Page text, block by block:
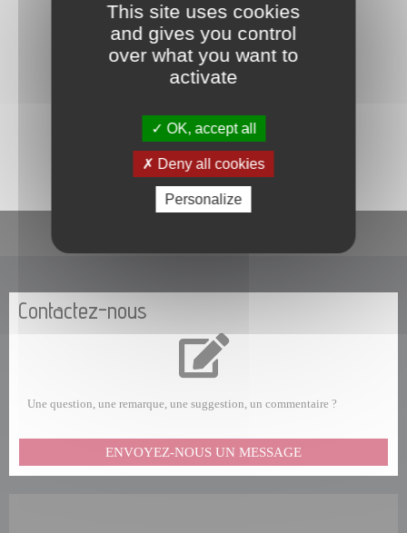
gestion de vos données personnelles et pour exercer vos droits,
POLITIQUE DE CONFIDENTIALITÉ.
Contactez-nous
Une question, une remarque, une suggestion, un commentaire ?
ENVOYEZ-NOUS UN MESSAGE
This site uses cookies
and gives you control
over what you want to
activate
OK, accept all
Deny all cookies
Personalize